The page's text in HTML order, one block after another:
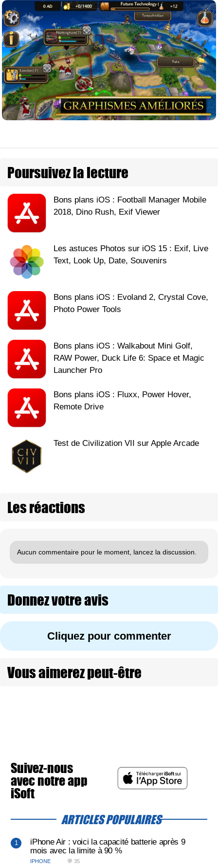
Poursuivez la lecture
Bons plans iOS : Football Manager Mobile
2018, Dino Rush, Exif Viewer
Les astuces Photos sur iOS 15 : Exif, Live
Text, Look Up, Date, Souvenirs
Bons plans iOS : Evoland 2, Crystal Cove,
Photo Power Tools
Bons plans iOS : Walkabout Mini Golf,
RAW Power, Duck Life 6: Space et Magic
Launcher Pro
Bons plans iOS : Fluxx, Power Hover,
Remote Drive
Test de Civilization VII sur Apple Arcade
Les réactions
Aucun commentaire pour le moment, lancez la discussion.
Donnez votre avis
Cliquez pour commenter
Vous aimerez peut-être
Suivez-nous
avec notre app
iSoft
ARTICLES POPULAIRES
iPhone Air : voici la capacité batterie après 9
mois avec la limite à 90 %
IPHONE 💬 35